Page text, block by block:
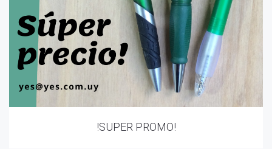
!SUPER PROMO!